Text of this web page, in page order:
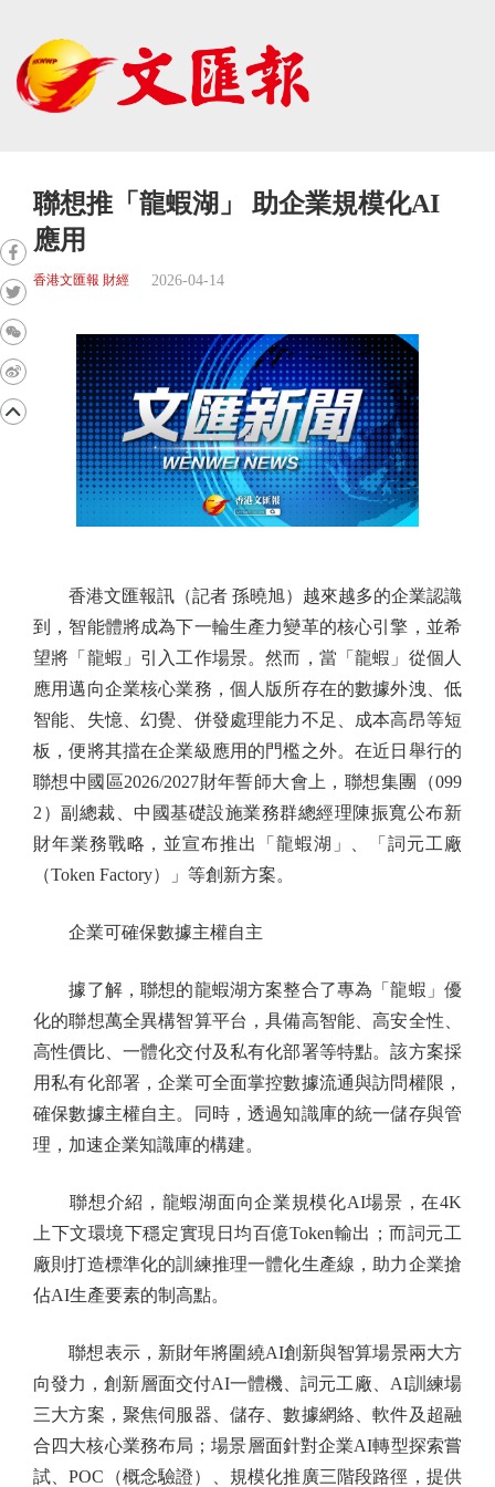
聯想推「龍蝦湖」 助企業規模化AI
應用
香港文匯報 財經 2026-04-14
香港文匯報訊（記者 孫曉旭）越來越多的企業認識
到，智能體將成為下一輪生產力變革的核心引擎，並希
望將「龍蝦」引入工作場景。然而，當「龍蝦」從個人
應用邁向企業核心業務，個人版所存在的數據外洩、低
智能、失憶、幻覺、併發處理能力不足、成本高昂等短
板，便將其擋在企業級應用的門檻之外。在近日舉行的
聯想中國區2026/2027財年誓師大會上，聯想集團（099
2）副總裁、中國基礎設施業務群總經理陳振寬公布新
財年業務戰略，並宣布推出「龍蝦湖」、「詞元工廠
（Token Factory）」等創新方案。
企業可確保數據主權自主
據了解，聯想的龍蝦湖方案整合了專為「龍蝦」優
化的聯想萬全異構智算平台，具備高智能、高安全性、
高性價比、一體化交付及私有化部署等特點。該方案採
用私有化部署，企業可全面掌控數據流通與訪問權限，
確保數據主權自主。同時，透過知識庫的統一儲存與管
理，加速企業知識庫的構建。
聯想介紹，龍蝦湖面向企業規模化AI場景，在4K
上下文環境下穩定實現日均百億Token輸出；而詞元工
廠則打造標準化的訓練推理一體化生產線，助力企業搶
佔AI生產要素的制高點。
聯想表示，新財年將圍繞AI創新與智算場景兩大方
向發力，創新層面交付AI一體機、詞元工廠、AI訓練場
三大方案，聚焦伺服器、儲存、數據網絡、軟件及超融
合四大核心業務布局；場景層面針對企業AI轉型探索嘗
試、POC（概念驗證）、規模化推廣三階段路徑，提供